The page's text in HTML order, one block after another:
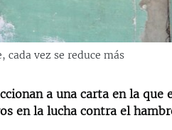
vez se reduce más
a una carta en la
en la lucha contra el